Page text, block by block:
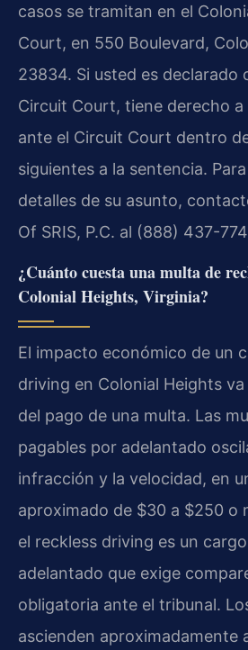
casos se tramitan en el
Court, en 550 Boulevard,
23834. Si usted es declarado
Circuit Court, tiene derecho a
ante el Circuit Court dentro
siguientes a la sentencia.
detalles de su asunto,
Of SRIS, P.C. al (888) 437-
¿Cuánto cuesta una multa de
Colonial Heights, Virginia?
El impacto económico de un
driving en Colonial Heights
del pago de una multa. Las
pagables por adelantado
infracción y la velocidad, en
aproximado de $30 a $250 o
el reckless driving es un
adelantado que exige
obligatoria ante el tribunal.
ascienden aproximadamente